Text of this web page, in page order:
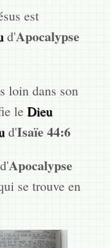
est
d'Apocalypse
loin dans son
leDieu
d'Isaïe 44:6
Apocalypse
se trouve en